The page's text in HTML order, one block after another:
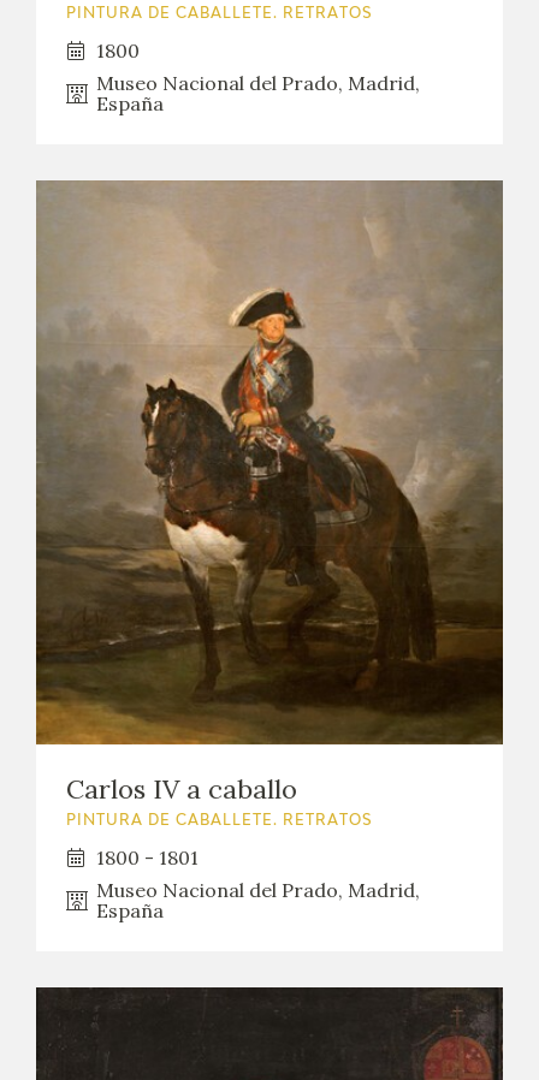
PINTURA DE CABALLETE. RETRATOS
1800
Museo Nacional del Prado, Madrid,
España
Carlos IV a caballo
PINTURA DE CABALLETE. RETRATOS
1800 - 1801
Museo Nacional del Prado, Madrid,
España